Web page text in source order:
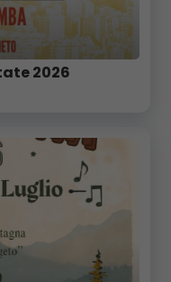
2026